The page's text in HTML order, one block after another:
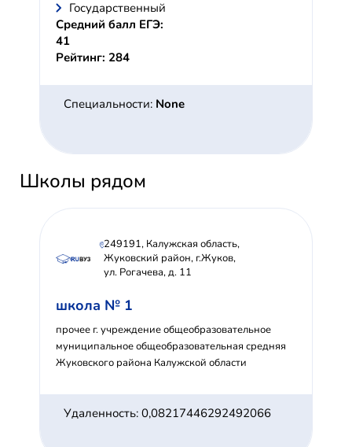
Государственный
Средний балл ЕГЭ:
41
Рейтинг: 284
Специальности: None
Школы рядом
249191, Калужская область,
Жуковский район, г.Жуков,
ул. Рогачева, д. 11
школа № 1
прочее г. учреждение общеобразовательное
муниципальное общеобразовательная средняя
Жуковского района Калужской области
Удаленность: 0,08217446292492066